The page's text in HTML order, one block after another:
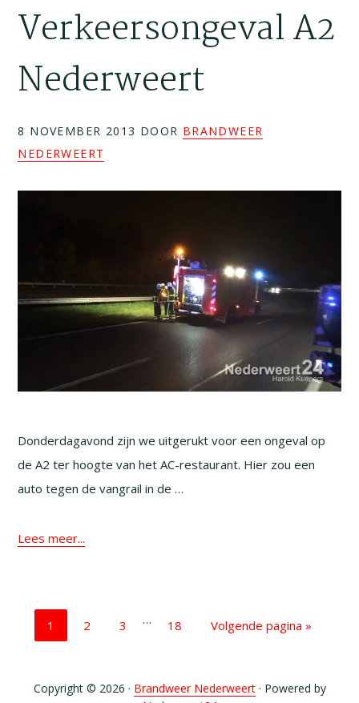
Verkeersongeval A2
Nederweert
8 NOVEMBER 2013 DOOR BRANDWEER
NEDERWEERT
Donderdagavond zijn we uitgerukt voor een ongeval op
de A2 ter hoogte van het AC-restaurant. Hier zou een
auto tegen de vangrail in de …
Lees meer...
Pagina
1 Pagina
2 Pagina
3
Interim
… Pagina
18
Ga
Volgende pagina »
Copyright © 2026 · Brandweer Nederweert· Powered by